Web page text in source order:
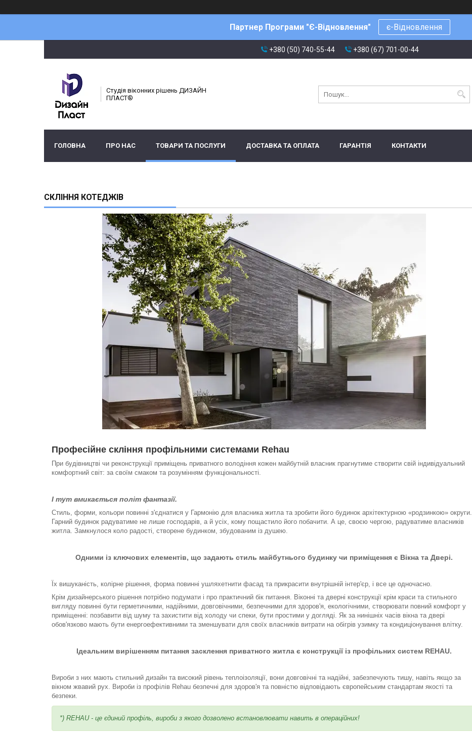
Партнер Програми "Є-Відновлення" є-Відновлення
+380 (50) 740-55-44 +380 (67) 701-00-44
Студія віконних рішень ДИЗАЙН
ПЛАСТ®
ГОЛОВНА ПРО НАС ТОВАРИ ТА ПОСЛУГИ ДОСТАВКА ТА ОПЛАТА ГАРАНТІЯ КОНТАКТИ
СКЛІННЯ КОТЕДЖІВ
Професійне скління профільними системами Rehau
При будівництві чи реконструкції приміщень приватного володіння кожен майбутній власник прагнутиме створити свій індивідуальний
комфортний світ: за своїм смаком та розумінням функціональності.
І тут вмикається політ фантазії.
Стиль, форми, кольори повинні з'єднатися у Гармонію для власника житла та зробити його будинок архітектурною «родзинкою» округи.
Гарний будинок радуватиме не лише господарів, а й усіх, кому пощастило його побачити. А це, своєю чергою, радуватиме власників
житла. Замкнулося коло радості, створене будинком, збудованим із душею.
Одними із ключових елементів, що задають стиль майбутнього будинку чи приміщення є Вікна та Двері.
Їх вишуканість, колірне рішення, форма повинні ушляхетнити фасад та прикрасити внутрішній інтер'єр, і все це одночасно.
Крім дизайнерського рішення потрібно подумати і про практичний бік питання. Віконні та дверні конструкції крім краси та стильного
вигляду повинні бути герметичними, надійними, довговічними, безпечними для здоров'я, екологічними, створювати повний комфорт у
приміщенні: позбавити від шуму та захистити від холоду чи спеки, бути простими у догляді. Як за нинішніх часів вікна та двері
обов'язково мають бути енергоефективними та зменшувати для своїх власників витрати на обігрів узимку та кондиціонування влітку.
Ідеальним вирішенням питання засклення приватного житла є конструкції із профільних систем REHAU.
Вироби з них мають стильний дизайн та високий рівень теплоізоляції, вони довговічні та надійні, забезпечують тишу, навіть якщо за
вікном жвавий рух. Вироби із профілів Rehau безпечні для здоров'я та повністю відповідають європейським стандартам якості та
безпеки.
*) REHAU - це єдиний профіль, вироби з якого дозволено встановлювати навить в операційних!